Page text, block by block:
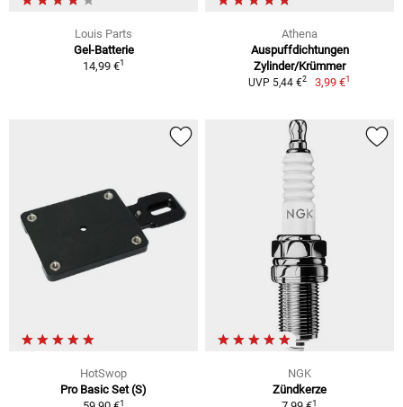
Louis Parts
Gel-Batterie
14,99 €1
Athena
Auspuffdichtungen
Zylinder/Krümmer
UVP 5,44 €2 3,99 €1
HotSwop
Pro Basic Set (S)
1
NGK
Zündkerze
1